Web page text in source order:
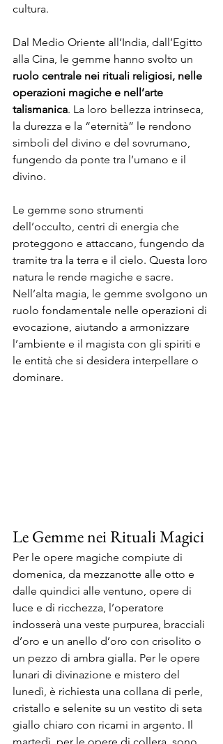
cultura.
Dal Medio Oriente all’India, dall’Egitto
alla Cina, le gemme hanno svolto un
ruolo centrale nei rituali religiosi, nelle
operazioni magiche e nell’arte
talismanica. La loro bellezza intrinseca,
la durezza e la “eternità” le rendono
simboli del divino e del sovrumano,
fungendo da ponte tra l’umano e il
divino.
Le gemme sono strumenti
dell’occulto, centri di energia che
proteggono e attaccano, fungendo da
tramite tra la terra e il cielo. Questa loro
natura le rende magiche e sacre.
Nell’alta magia, le gemme svolgono un
ruolo fondamentale nelle operazioni di
evocazione, aiutando a armonizzare
l’ambiente e il magista con gli spiriti e
le entità che si desidera interpellare o
dominare.
Le Gemme nei Rituali Magici
Per le opere magiche compiute di
domenica, da mezzanotte alle otto e
dalle quindici alle ventuno, opere di
luce e di ricchezza, l’operatore
indosserà una veste purpurea, bracciali
d’oro e un anello d’oro con crisolito o
un pezzo di ambra gialla. Per le opere
lunari di divinazione e mistero del
lunedì, è richiesta una collana di perle,
cristallo e selenite su un vestito di seta
giallo chiaro con ricami in argento. Il